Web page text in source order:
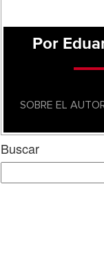
Por
SOBRE EL
Buscar
Search
for: